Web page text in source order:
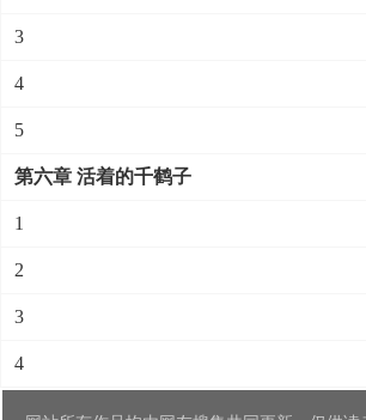
3
4
5
第六章 活着的千鹤子
1
2
3
4